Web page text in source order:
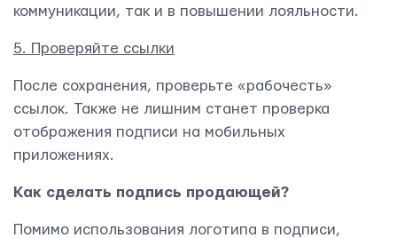
коммуникации, так и в повышении лояльности.
5. Проверяйте ссылки
После сохранения, проверьте «рабочесть»
ссылок. Также не лишним станет проверка
отображения подписи на мобильных
приложениях.
Как сделать подпись продающей?
Помимо использования логотипа в подписи,